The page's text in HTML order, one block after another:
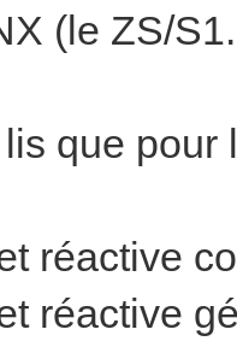
(le ZS/
que
réactive
réactive